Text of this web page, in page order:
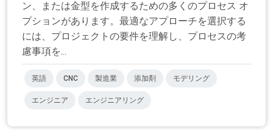
ン、または金型を作成するための多くのプロセス オ
プションがあります。最適なアプローチを選択する
には、プロジェクトの要件を理解し、プロセスの考
慮事項を...
英語 CNC 製造業 添加剤 モデリング
エンジニア エンジニアリング